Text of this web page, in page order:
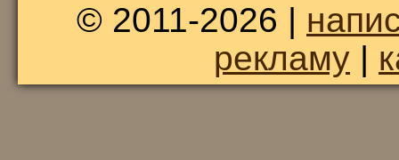
© 2011-2026 |
рекламу|